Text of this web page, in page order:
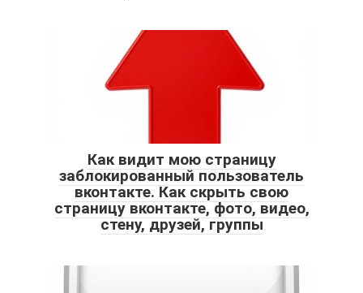
Как видит мою страницу
заблокированный пользователь
вконтакте. Как скрыть свою
страницу вконтакте, фото, видео,
стену, друзей, группы